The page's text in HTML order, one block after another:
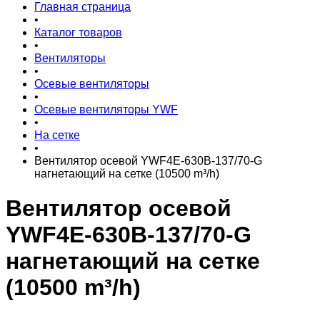
Главная страница
•
Каталог товаров
•
Вентиляторы
•
Осевые вентиляторы
•
Осевые вентиляторы YWF
•
На сетке
•
Вентилятор осевой YWF4E-630B-137/70-G
нагнетающий на сетке (10500 m³/h)
Вентилятор осевой
YWF4E-630B-137/70-G
нагнетающий на сетке
(10500 m³/h)